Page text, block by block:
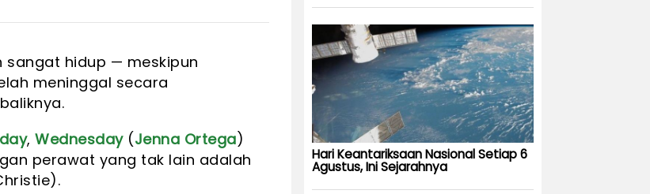
hidup — meskipun
meninggal secara
, Wednesday(Jenna Ortega)
perawat yang tak lain adalah
Hari Keantariksaan Nasional Setiap 6
Agustus, Ini Sejarahnya